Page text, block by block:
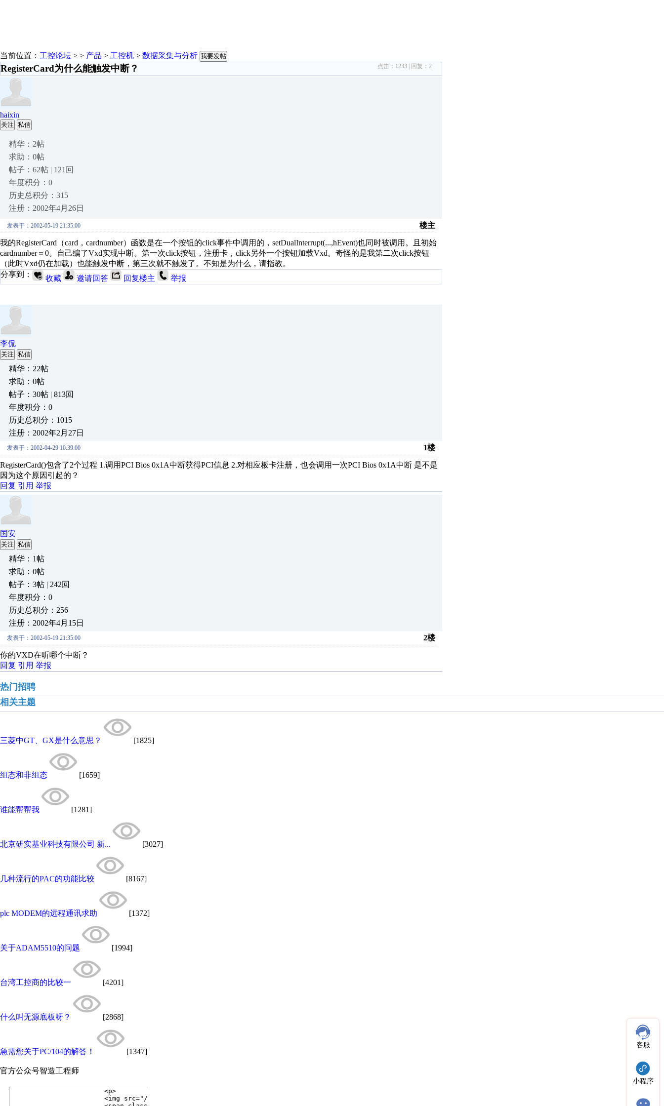
当前位置： 工控论坛 > > 产品 > 工控机 > 数据采集与分析 我要发帖
RegisterCard为什么能触发中断？ 点击： 1233 | 回复： 2
haixin
关注 私信
精华：2帖
求助：0帖
帖子：62帖 | 121回
年度积分：0
历史总积分：315
注册：2002年4月26日
发表于：2002-05-19 21:35:00 楼主
我的RegisterCard（card，cardnumber）函数是在一个按钮的click事件中调用的，setDualInterrupt(...,hEvent)也同时被调用。且初始
cardnumber＝0。自己编了Vxd实现中断。第一次click按钮，注册卡，click另外一个按钮加载Vxd。奇怪的是我第二次click按钮
（此时Vxd仍在加载）也能触发中断，第三次就不触发了。不知是为什么，请指教。
分享到：
收藏 邀请回答 回复楼主 举报
李侃
关注 私信
精华：22帖
求助：0帖
帖子：30帖 | 813回
年度积分：0
历史总积分：1015
注册：2002年2月27日
发表于：2002-04-29 10:39:00 1楼
RegisterCard()包含了2个过程 1.调用PCI Bios 0x1A中断获得PCI信息 2.对相应板卡注册，也会调用一次PCI Bios 0x1A中断 是不是
因为这个原因引起的？
回复 引用 举报
国安
关注 私信
精华：1帖
求助：0帖
帖子：3帖 | 242回
年度积分：0
历史总积分：256
注册：2002年4月15日
发表于：2002-05-19 21:35:00 2楼
你的VXD在听哪个中断？
回复 引用 举报
热门招聘
相关主题
三菱中GT、GX是什么意思？ [1825]
组态和非组态 [1659]
谁能帮帮我 [1281]
北京研实基业科技有限公司 新... [3027]
几种流行的PAC的功能比较 [8167]
plc MODEM的远程通讯求助 [1372]
关于ADAM5510的问题 [1994]
台湾工控商的比较一 [4201]
什么叫无源底板呀？ [2868]
急需您关于PC/104的解答！ [1347]
官方公众号智造工程师
客服
小程序